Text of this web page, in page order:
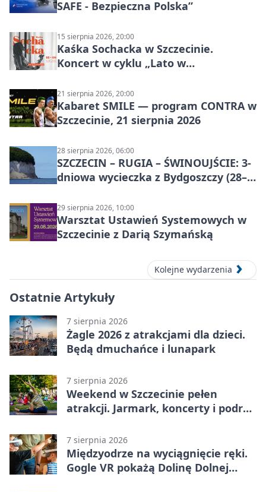
SAFE - Bezpieczna Polska”
15 sierpnia 2026, 20:00
Kaśka Sochacka w Szczecinie.
Koncert w cyklu „Lato w
21 sierpnia 2026, 20:00
Kabaret SMILE — program CONTRA w
Szczecinie, 21 sierpnia 2026
28 sierpnia 2026, 06:00
SZCZECIN – RUGIA – ŚWINOUJŚCIE: 3-
dniowa wycieczka z Bydgoszczy (28–
29 sierpnia 2026, 10:00
Warsztat Ustawień Systemowych w
Szczecinie z Darią Szymańską
Kolejne wydarzenia
Ostatnie Artykuły
7 sierpnia 2026
Żagle 2026 z atrakcjami dla dzieci.
Będą dmuchańce i lunapark
7 sierpnia 2026
Weekend w Szczecinie pełen
atrakcji. Jarmark, koncerty i podróż
7 sierpnia 2026
Międzyodrze na wyciągnięcie ręki.
Gogle VR pokażą Dolinę Dolnej